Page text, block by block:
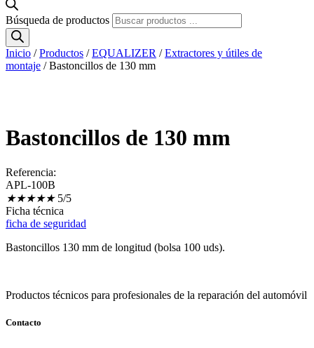
Búsqueda de productos
Inicio /Productos /EQUALIZER /Extractores y útiles de
montaje / Bastoncillos de 130 mm
Bastoncillos de 130 mm
Referencia:
APL-100B
★★★★★ 5/5
Ficha técnica
ficha de seguridad
Bastoncillos 130 mm de longitud (bolsa 100 uds).
Productos técnicos para profesionales de la reparación del automóvil
Contacto